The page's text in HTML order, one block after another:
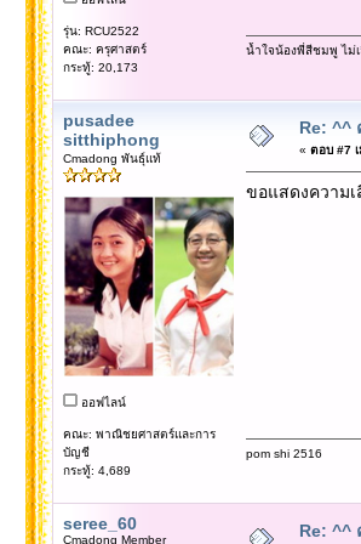
รุ่น: RCU2522
คณะ: ครุศาสตร์
กระทู้: 20,173
น้ำใจน้องพี่สีชมพู ไม่
pusadee
sitthiphong
Cmadong พันธุ์แท้
ออฟไลน์
คณะ: พาณิชยศาสตร์และการ
บัญชี
กระทู้: 4,689
Re: ^^
« ตอบ #7
ขอแสดงความเ
pom shi 2516
seree_60
Cmadong Member Re: ^^